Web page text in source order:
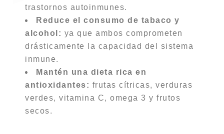
trastornos autoinmunes.
Reduce el consumo de tabaco y
alcohol: ya que ambos comprometen
drásticamente la capacidad del sistema
inmune.
Mantén una dieta rica en
antioxidantes: frutas cítricas, verduras
verdes, vitamina C, omega 3 y frutos
secos.